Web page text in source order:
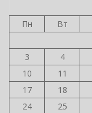
Пн
Вт
3
4
10
11
17
18
24
25